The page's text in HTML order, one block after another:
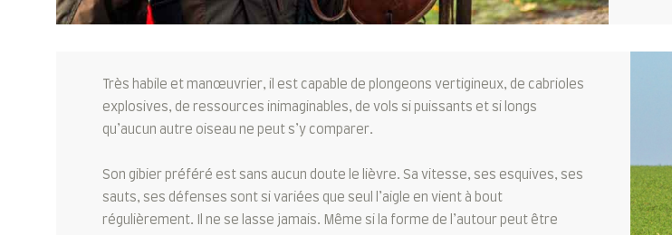
Très habile et manœuvrier, il est capable de plongeons vertigineux, de cabrioles
explosives, de ressources inimaginables, de vols si puissants et si longs
qu’aucun autre oiseau ne peut s’y comparer.
Son gibier préféré est sans aucun doute le lièvre. Sa vitesse, ses esquives, ses
sauts, ses défenses sont si variées que seul l’aigle en vient à bout
régulièrement. Il ne se lasse jamais. Même si la forme de l’autour peut être